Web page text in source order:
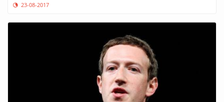
23-08-2017